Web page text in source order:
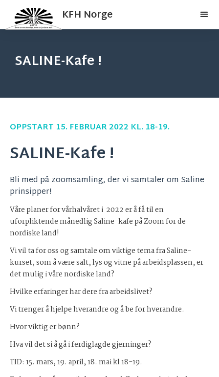
KFH Norge
SALINE-Kafe !
OPPSTART 15. FEBRUAR 2022 KL. 18-19.
SALINE-Kafe !
Bli med på zoomsamling, der vi samtaler om Saline
prinsipper!
Våre planer for vårhalvåret i 2022 er å få til en
uforpliktende månedlig Saline-kafe på Zoom for de
nordiske land!
Vi vil ta for oss og samtale om viktige tema fra Saline-
kurset, som å være salt, lys og vitne på arbeidsplassen, er
det mulig i våre nordiske land?
Hvilke erfaringer har dere fra arbeidslivet?
Vi trenger å hjelpe hverandre og å be for hverandre.
Hvor viktig er bønn?
Hva vil det si å gå i ferdiglagde gjerninger?
TID: 15. mars, 19. april, 18. mai kl 18-19.